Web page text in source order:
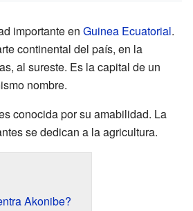
importante en Guinea Ecuatorial.
continental del país, en la
al sureste. Es la capital de un
nombre.
conocida por su amabilidad. La
se dedican a la agricultura.
Akonibe?